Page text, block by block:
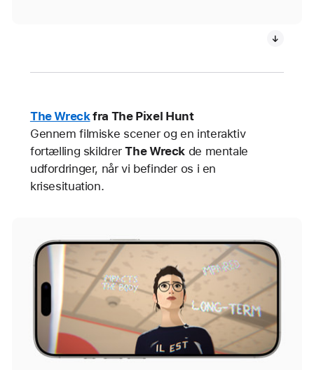
The Wreckfra The Pixel Hunt
Gennem filmiske scener og en interaktiv
fortælling skildrerThe Wreck de mentale
udfordringer, når vi befinder os i en
krisesituation.